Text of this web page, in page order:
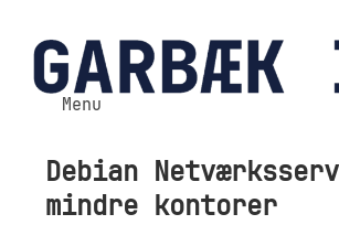
til
indhold
Menu
Debian
mindre kontorer